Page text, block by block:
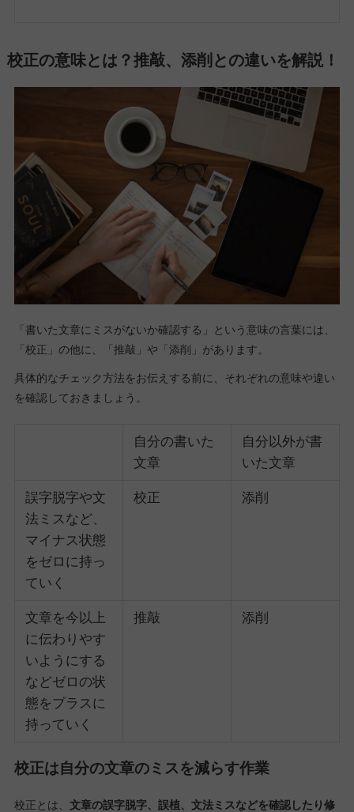
校正の意味とは？推敲、添削との違いを解説！
「書いた文章にミスがないか確認する」という意味の言葉には、
「校正」の他に、「推敲」や「添削」があります。
具体的なチェック方法をお伝えする前に、それぞれの意味や違い
を確認しておきましょう。
自分の書いた
文章
自分以外が書
いた文章
誤字脱字や文
法ミスなど、
マイナス状態
をゼロに持っ
ていく
校正 添削
文章を今以上
に伝わりやす
いようにする
などゼロの状
態をプラスに
持っていく
推敲 添削
校正は自分の文章のミスを減らす作業
校正とは、 文章の誤字脱字、誤植、文法ミスなどを確認したり修